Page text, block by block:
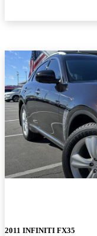
2011 INFINITI FX35